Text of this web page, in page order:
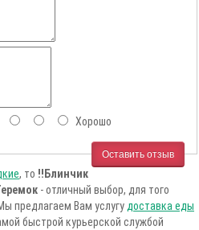
Хорошо
Оставить отзыв
, то !!Блинчик
- отличный выбор, для того
предлагаем Вам услугу доставка еды
быстрой курьерской службой